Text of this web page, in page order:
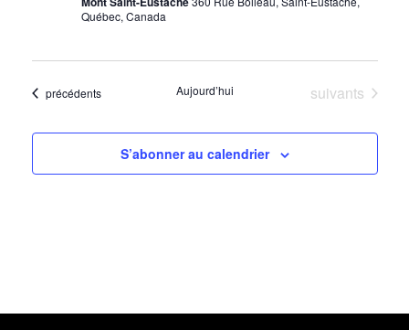
Québec, Canada
Évènements
précédents Aujourd’hui Évènements
suivants
S’abonner au calendrier